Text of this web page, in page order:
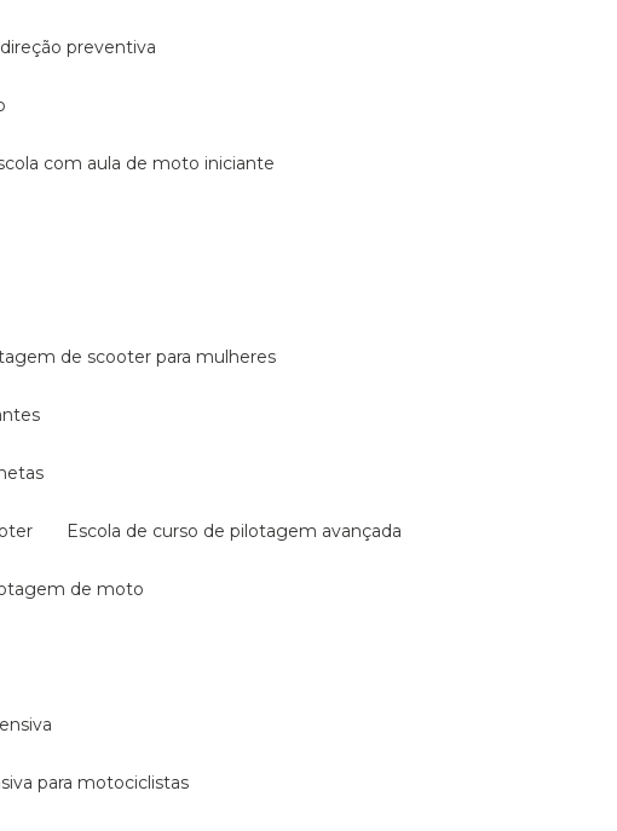
preventiva
com aula de moto iniciante
de scooter para mulheres
escola de curso de pilotagem avançada
de moto
para motociclistas